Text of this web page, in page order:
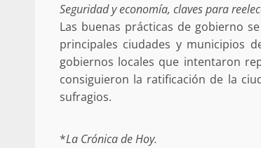
Seguridad y economía, claves para
Las buenas prácticas de gobierno
principales ciudades y municipios
gobiernos locales que intentaron
consiguieron la ratificación de la
sufragios.
*La Crónica de Hoy.
altura del puente
22 octubre 2024